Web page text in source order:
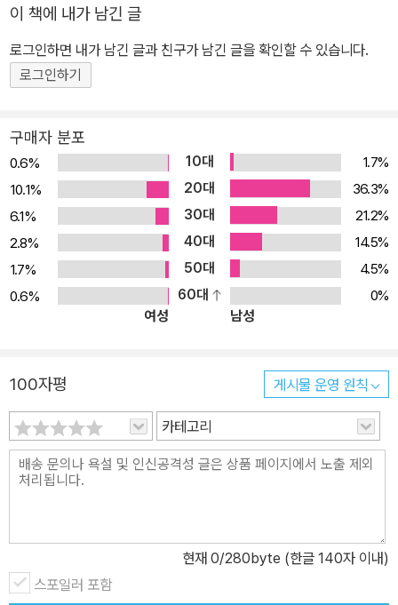
셜라이저 등 이 책을 덮으면서 이제 한 가지를 결정해야 한다. * 더 공
부할 것인가? * 아니면 뭔가를 만들어 볼 것인가? 더 공부하면 그만
큼 알게 되어 나중에 만들고 싶은 프로그램이 있을 때 시행착오를 덜
겪으면서 편하게 작업할 수 있다. 반면 뭔가를 만들게 된다면 부족한
한 사항을 빠르게 습득한다는 점과 자신만의 프로그램을 완성해 봄으
로써 얻어지는 독특한 경험이 남는다. 프로그래밍은 만드는 재미도
있고, 공부하는 재미도 있다. 결정을 내렸으면 이제부터 그냥 재미에
푹 빠져들면 된다. [소스코드 다운로드 & 홈페이지] 이 책에서 설명한
소스를 내려받거나, 읽으면서 문의사항이 생기면 아래 사이트를 방문
해서 해결할 수 있다. http://www.sysnet.pe.kr
이 책에 내가 남긴 글
로그인하면 내가 남긴 글과 친구가 남긴 글을 확인할 수 있습니다.
로그인하기
구매자 분포
0.6% 10대
1.7%
10.1%
20대
36.3%
6.1%
30대
21.2%
2.8%
40대
14.5%
1.7%
50대
4.5%
0.6%
60대
0%
여성
남성
100자평 게시물 운영 원칙
카테고리
현재 0/280byte (한글 140자 이내)
스포일러 포함